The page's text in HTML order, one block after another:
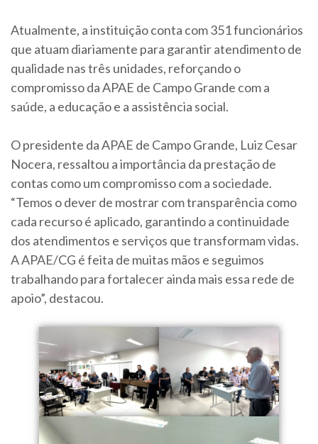
Atualmente, a instituição conta com 351 funcionários
que atuam diariamente para garantir atendimento de
qualidade nas três unidades, reforçando o
compromisso da APAE de Campo Grande com a
saúde, a educação e a assistência social.
O presidente da APAE de Campo Grande, Luiz Cesar
Nocera, ressaltou a importância da prestação de
contas como um compromisso com a sociedade.
“Temos o dever de mostrar com transparência como
cada recurso é aplicado, garantindo a continuidade
dos atendimentos e serviços que transformam vidas.
A APAE/CG é feita de muitas mãos e seguimos
trabalhando para fortalecer ainda mais essa rede de
apoio”, destacou.